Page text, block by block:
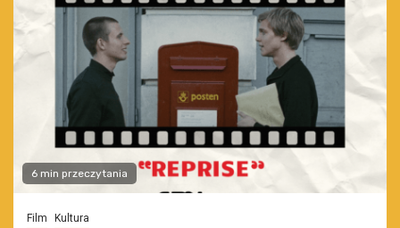
6 min przeczytania
Film Kultura